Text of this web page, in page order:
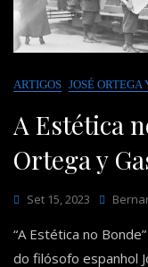
ARTIGOS JOSÉ ORTEGA
A Estética
Ortega y
Set 15, 2023
“A Estética no
do filósofo espanhol